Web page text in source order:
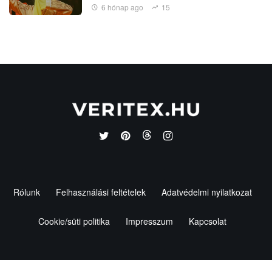
6 hónap ago 15
Rólunk Felhasználási feltételek Adatvédelmi nyilatkozat
Cookie/süti politika Impresszum Kapcsolat